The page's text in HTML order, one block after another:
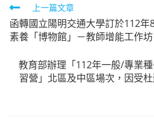
Read
more
articles
上一篇文章
函轉國立陽明交通大學訂於112
素養「博物館」－教師增能工作
教育部辦理「112年一般/專業
習營」北區及中區場次，因受